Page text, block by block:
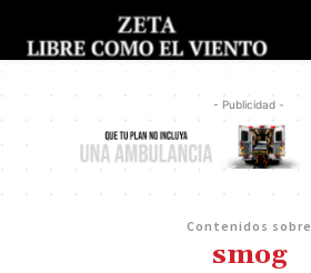
- Publicidad -
Contenidos sobre
smog